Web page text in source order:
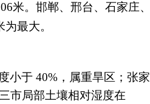
米。邯郸、邢台、石家庄、
为最大。
小于40% ，属重旱区；张家
市局部土壤相对湿度在